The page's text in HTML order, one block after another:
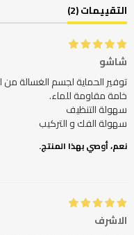
التقييمات (2)
شاشو
سهولة الفك و التركيب
نعم، أوصي بهذا المنتج.
الاشرف